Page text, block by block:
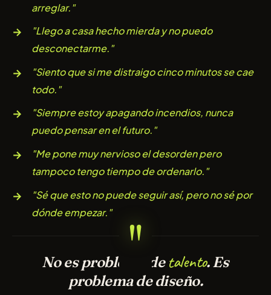
arreglar."
"Llego a casa hecho mierda y no puedo
desconectarme."
"Siento que si me distraigo cinco minutos se cae
todo."
"Siempre estoy apagando incendios, nunca
puedo pensar en el futuro."
"Me pone muy nervioso el desorden pero
tampoco tengo tiempo de ordenarlo."
"Sé que esto no puede seguir así, pero no sé por
dónde empezar."
No es problema de talento. Es
problema de diseño.